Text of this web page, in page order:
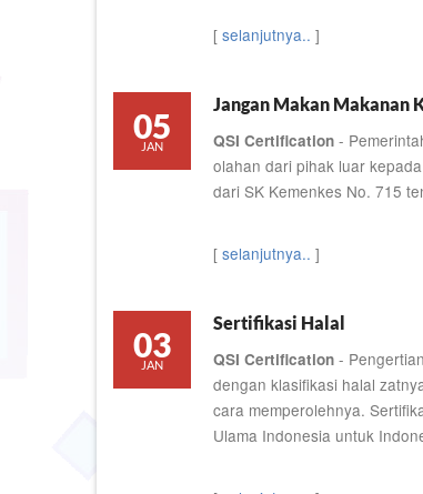
[ selanjutnya.. ]
05
JAN
Jangan Makan Makanan
QSI Certification -
olahan dari pihak luar
dari SK Kemenkes No. 715
[ selanjutnya.. ]
03
JAN
Sertifikasi Halal
QSI Certification -
dengan klasifikasi halal
cara memperolehnya.
Ulama Indonesia untuk